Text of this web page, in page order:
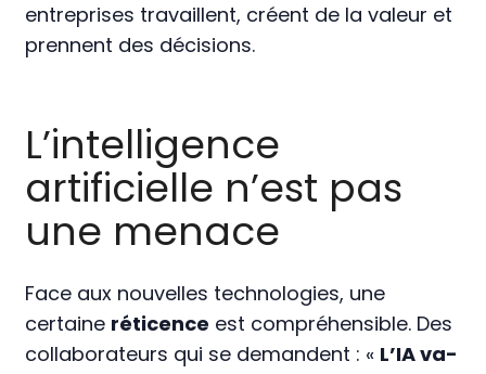
entreprises travaillent, créent de la valeur et
prennent des décisions.
L’intelligence
artificielle n’est pas
une menace
Face aux nouvelles technologies, une
certaine réticence est compréhensible. Des
collaborateurs qui se demandent : « L’IA va-